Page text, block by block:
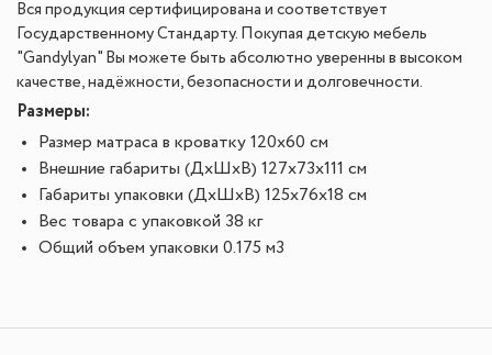
Вся продукция сертифицирована и соответствует
Государственному Стандарту. Покупая детскую мебель
"Gandylyan" Вы можете быть абсолютно уверенны в высоком
качестве, надёжности, безопасности и долговечности.
Размеры:
Размер матраса в кроватку 120х60 см
Внешние габариты (ДхШхВ) 127x73x111 см
Габариты упаковки (ДхШхВ) 125x76x18 см
Вес товара с упаковкой 38 кг
Общий объем упаковки 0.175 м3